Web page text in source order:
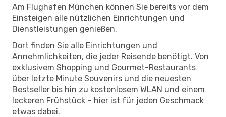
Am Flughafen München können Sie bereits vor dem
Einsteigen alle nützlichen Einrichtungen und
Dienstleistungen genießen.
Dort finden Sie alle Einrichtungen und
Annehmlichkeiten, die jeder Reisende benötigt. Von
exklusivem Shopping und Gourmet-Restaurants
über letzte Minute Souvenirs und die neuesten
Bestseller bis hin zu kostenlosem WLAN und einem
leckeren Frühstück – hier ist für jeden Geschmack
etwas dabei.